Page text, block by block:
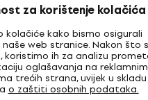
za korištenje kolačića
kolačiće kako bismo osigurali
web stranice. Nakon što
koristimo ih za analizu
oglašavanja na reklamnim
trećih strana, uvijek u
o zaštiti osobnih podataka.